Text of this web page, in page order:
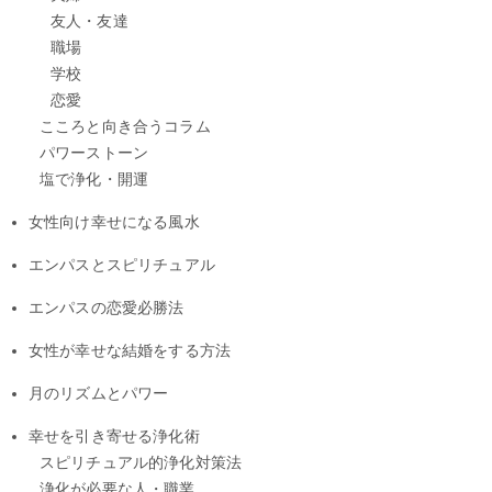
友人・友達
職場
学校
恋愛
こころと向き合うコラム
パワーストーン
塩で浄化・開運
女性向け幸せになる風水
エンパスとスピリチュアル
エンパスの恋愛必勝法
女性が幸せな結婚をする方法
月のリズムとパワー
幸せを引き寄せる浄化術
スピリチュアル的浄化対策法